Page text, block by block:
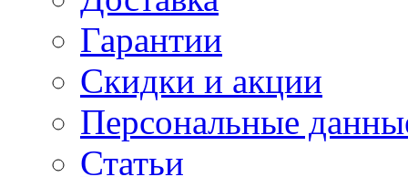
Гарантии
Скидки и акции
Персональные
Статьи